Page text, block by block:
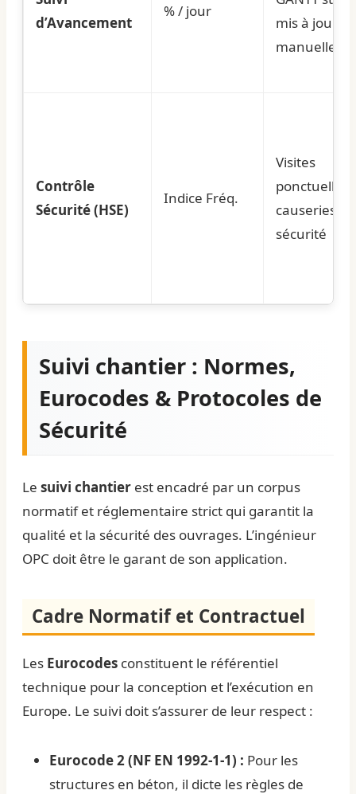
d’Avancement
% / jour
mis à jour
Contrôle
Sécurité (HSE)
Indice Fréq.
Visites
ponctuelles,
causeries
sécurité
Suivi chantier : Normes,
Eurocodes & Protocoles de
Sécurité
Le suivi chantier est encadré par un corpus
normatif et réglementaire strict qui garantit la
qualité et la sécurité des ouvrages. L’ingénieur
OPC doit être le garant de son application.
Cadre Normatif et Contractuel
Les Eurocodes constituent le référentiel
technique pour la conception et l’exécution en
Europe. Le suivi doit s’assurer de leur respect :
Eurocode 2 (NF EN 1992-1-1) : Pour les
structures en béton, il dicte les règles de